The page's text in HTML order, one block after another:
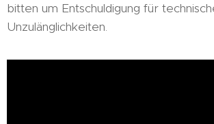
bitten um Entschuldigung für
Unzulänglichkeiten.